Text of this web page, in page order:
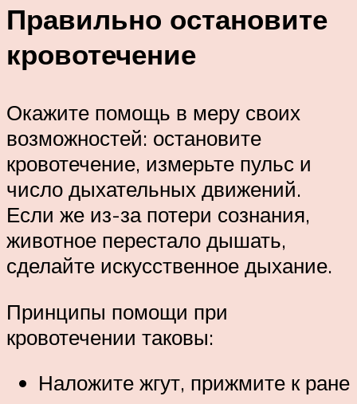
Правильно остановите
кровотечение
Окажите помощь в меру своих
возможностей: остановите
кровотечение, измерьте пульс и
число дыхательных движений.
Если же из-за потери сознания,
животное перестало дышать,
сделайте искусственное дыхание.
Принципы помощи при
кровотечении таковы:
Наложите жгут, прижмите к ране